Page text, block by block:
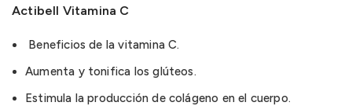
Actibell Vitamina C
Beneficios de la vitamina C.
Aumenta y tonifica los glúteos.
Estimula la producción de colágeno en el cuerpo.